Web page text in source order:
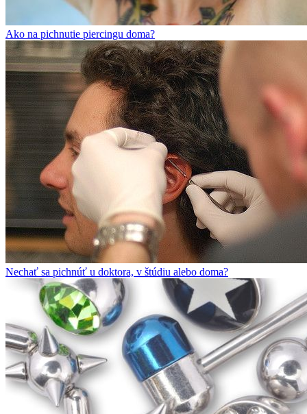
Ako na pichnutie piercingu doma?
Nechať sa pichnúť u doktora, v štúdiu alebo doma?